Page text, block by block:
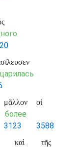
μᾶλλον
более
3123
οἱ
3588
καὶ τῆς